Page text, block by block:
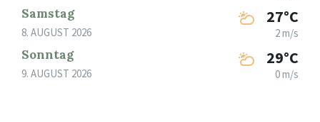
Samstag
8. AUGUST 2026
27°C
2 m/s
Sonntag
9. AUGUST 2026
29°C
0 m/s